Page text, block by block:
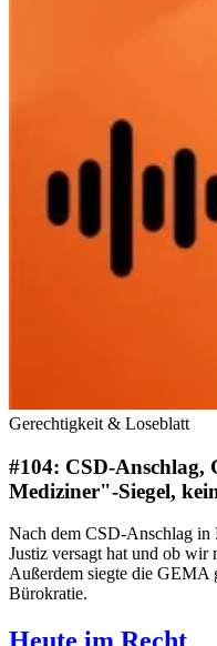
Gerechtigkeit & Loseblatt
#104: CSD-
Mediziner"-Siegel,
Nach dem CSD-Anschlag
Justiz versagt hat und ob wir
Außerdem siegte die GEMA
Bürokratie.